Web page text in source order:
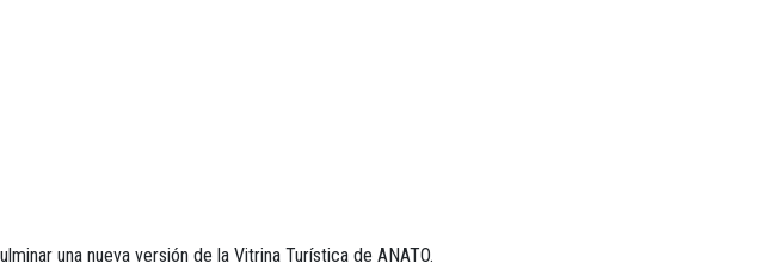
una nueva versión de la Vitrina Turística de ANATO.